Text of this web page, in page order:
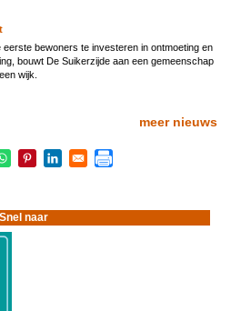
eerste bewoners te investeren in ontmoeting en
bouwt De Suikerzijde aan een gemeenschap
wijk.
meer nieuws
Snel naar